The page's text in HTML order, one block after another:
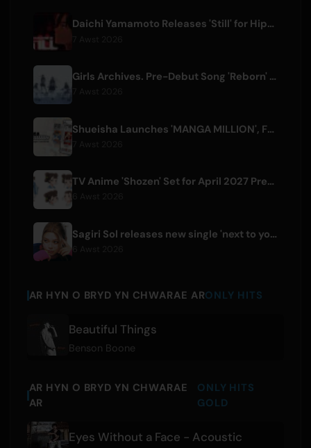
Daichi Yamamoto Releases 'Still' for Hip-Hop Anime 'Shadow Beat'
Girls Archives. Pre-Debut Song 'Reborn' is Theme for Netflix Film
Shueisha Launches 'MANGA MILLION', Free Global Library of 400 Manga Titles
TV Anime 'Shozen' Set for April 2027 Premiere on Fuji TV
Sagiri Sol releases new single 'next to your love' after hiatus
AR HYN O BRYD YN CHWARAE ARONLY HITS
Beautiful Things
Benson Boone
AR HYN O BRYD YN CHWARAE
AR
ONLY HITS
GOLD
Eyes Without a Face - Acoustic